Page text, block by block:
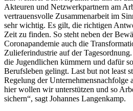
Akteuren und Netzwerkpartnern am
vertrauensvolle Zusammenarbeit im
sehr wichtig. Es gilt, die richtigen
Zeit zu finden. So steht neben der
Coronapandemie auch die
Zulieferindustrie auf der
die Jugendlichen kümmern und dafür
Berufsleben gelingt. Last but not least
Regelung der Unternehmensnachfolge
hier wollen wir unterstützen und so
sichern“, sagt Johannes Langenkamp.